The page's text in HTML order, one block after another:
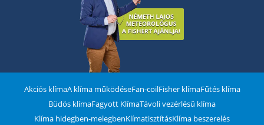
Akciós klímaA klíma működéseFan-coilFisher klímaFűtés klíma
Büdös klímaFagyott KlímaTávoli vezérlésű klíma
Klíma hidegben-melegbenKlímatisztításKlíma beszerelés